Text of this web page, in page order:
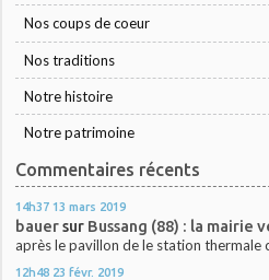
Nos coups de coeur
Nos traditions
Notre histoire
Notre patrimoine
Commentaires récents
14h37 13 mars 2019
bauersur Bussang (88) : la mairie
après le pavillon de le station thermale
12h48 23 févr. 2019